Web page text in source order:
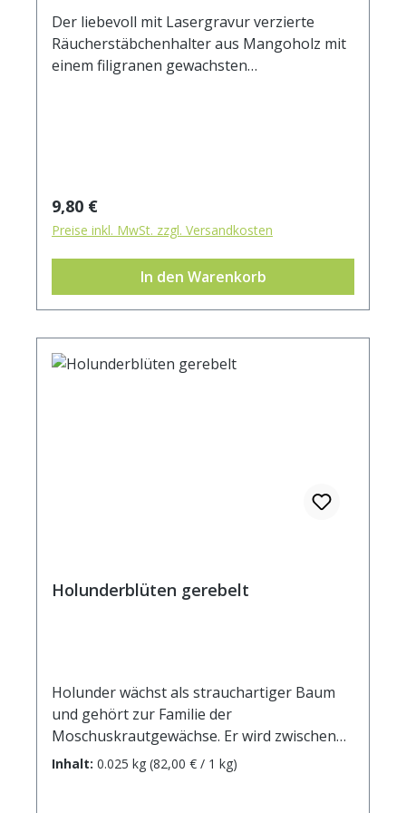
Der liebevoll mit Lasergravur verzierte
Räucherstäbchenhalter aus Mangoholz mit
einem filigranen gewachsten
auf. Eine Kombination aus symbolträchtiger
Dekoration und praktischem
Gebrauchsgegenstand!L: 27,5 cm, B: 10 cm
Regulärer Preis:
9,80 €
Preise inkl. MwSt. zzgl. Versandkosten
In den Warenkorb
Holunderblüten gerebelt
Holunder wächst als strauchartiger Baum
und gehört zur Familie der
Moschuskrautgewächse. Er wird zwischen
einem Meter und bis zu fünf Metern hoch
und beeindruckt mit seinen gefiederten
Inhalt: 0.025 kg (82,00 € / 1 kg)